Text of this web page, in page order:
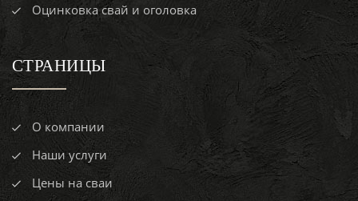
Оцинковка свай и оголовка
СТРАНИЦЫ
О компании
Наши услуги
Цены на сваи